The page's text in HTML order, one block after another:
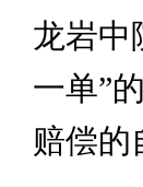
龙岩中
一单”
赔偿的